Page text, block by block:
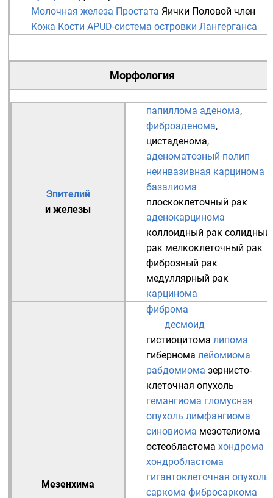
Молочная железа Простата Яички Половой член
Кожа Кости APUD-система островки Лангерганса
Морфология
Эпителий
и железы
папиллома аденома,
фиброаденома,
цистаденома,
аденоматозный полип
неинвазивная карцинома
базалиома
плоскоклеточный рак
аденокарцинома
коллоидный рак солидный
рак мелкоклеточный рак
фиброзный рак
медуллярный рак
карцинома
Мезенхима
фиброма
десмоид
гистиоцитома липома
гибернома лейомиома
рабдомиома зернисто-
клеточная опухоль
гемангиома гломусная
опухоль лимфангиома
синовиома мезотелиома
остеобластома хондрома
хондробластома
гигантоклеточная опухоль
саркома фибросаркома